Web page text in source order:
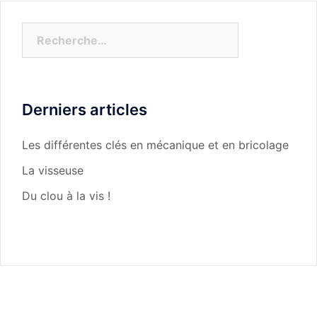
Derniers articles
Les différentes clés en mécanique et en bricolage
La visseuse
Du clou à la vis !